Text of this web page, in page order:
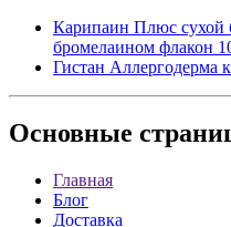
Карипаин Плюс сухой
бромелаином флакон
Гистан Аллергодерма
Основные
Главная
Блог
Доставка